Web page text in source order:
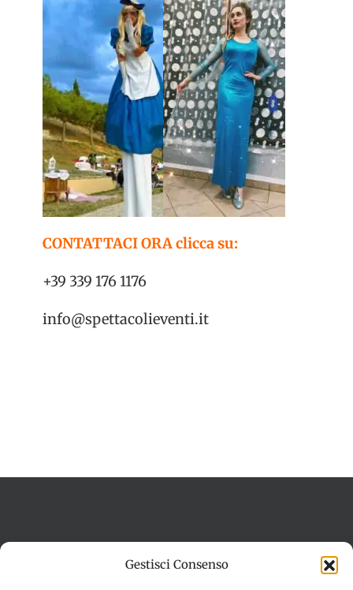
Gestisci Consenso
CONTATTACI ORA clicca su:
+39 339 176 1176
info@spettacolieventi.it